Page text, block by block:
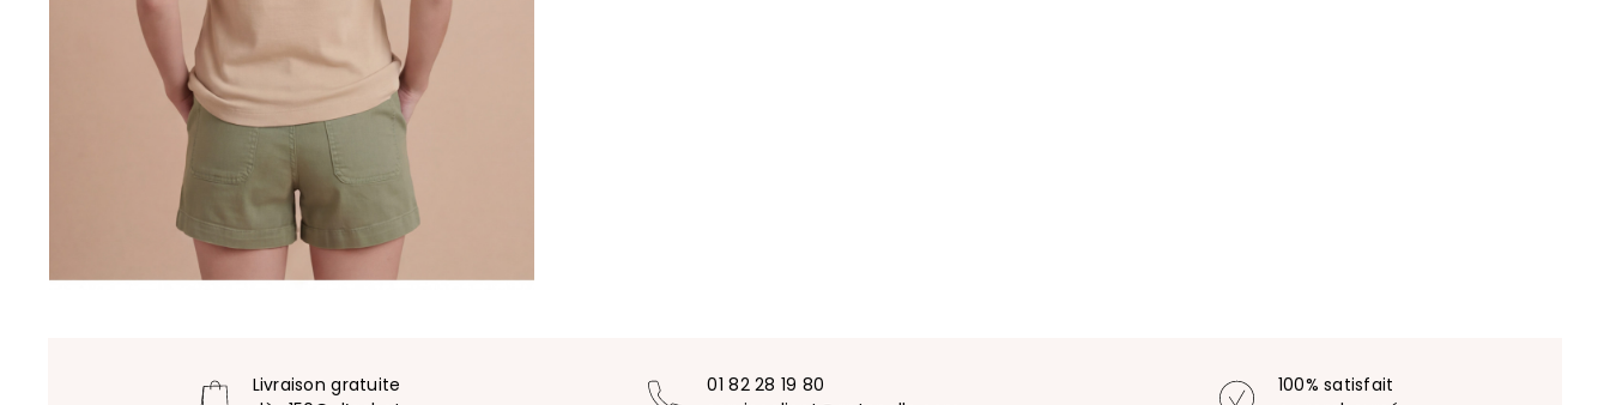
Livraison gratuite
01 82 28 19 80
100% satisfait